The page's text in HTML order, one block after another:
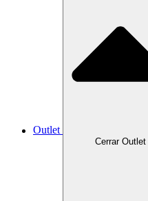
Outlet
Cerrar Outlet